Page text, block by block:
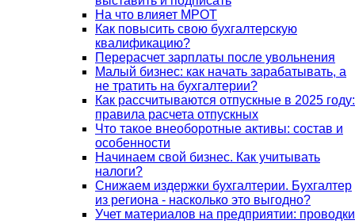
На что влияет МРОТ
Как повысить свою бухгалтерскую
квалификацию?
Перерасчет зарплаты после увольнения
Малый бизнес: как начать зарабатывать, а
не тратить на бухгалтерии?
Как рассчитываются отпускные в 2025 году:
правила расчета отпускных
Что такое внеоборотные активы: состав и
особенности
Начинаем свой бизнес. Как учитывать
налоги?
Снижаем издержки бухгалтерии. Бухгалтер
из региона - насколько это выгодно?
Учет материалов на предприятии: проводки